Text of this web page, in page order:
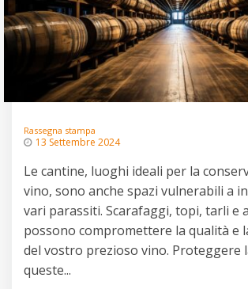
Rassegna stampa
13 Settembre 2024
Le cantine, luoghi ideali per la
vino, sono anche spazi vulnerabili a
vari parassiti. Scarafaggi, topi, tarli e
possono compromettere la qualità e
del vostro prezioso vino. Proteggere
queste...